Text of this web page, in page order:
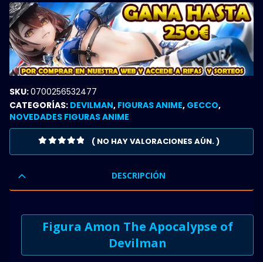
SKU:0700256532477
CATEGORÍAS: DEVILMAN, FIGURAS ANIME, GECCO,
NOVEDADES FIGURAS ANIME
( NO HAY VALORACIONES AÚN. )
DESCRIPCIÓN
Figura Amon The Apocalypse of
Devilman